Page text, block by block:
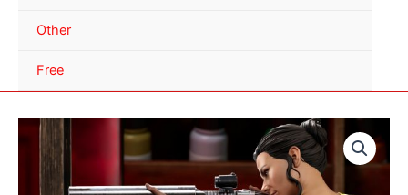
Other
Free